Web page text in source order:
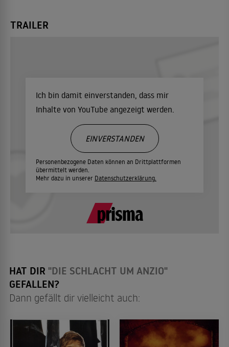
TRAILER
Ich bin damit einverstanden, dass mir
Inhalte von YouTube angezeigt werden.
Personenbezogene Daten können an Drittplattformen
übermittelt werden.
Mehr dazu in unserer Datenschutzerklärung.
EINVERSTANDEN
HAT DIR "DIE SCHLACHT UM ANZIO"
GEFALLEN?
Dann gefällt dir vielleicht auch: